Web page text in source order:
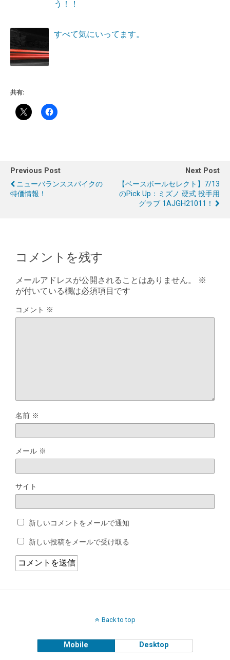
う！！
すべて気にいってます。
共有:
Previous Post
ニューバランススパイクの
特価情報！
Next Post
【ベースボールセレクト】7/13
のPick Up：ミズノ 硬式 投手用
グラブ 1AJGH21011！
コメントを残す
メールアドレスが公開されることはありません。
※
が付いている欄は必須項目です
コメント ※
名前 ※
メール ※
サイト
新しいコメントをメールで通知
新しい投稿をメールで受け取る
Back to top
Mobile Desktop